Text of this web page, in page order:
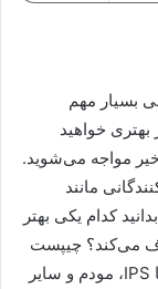
بسیار مهم
بهتری خواهید
مواجه می‌شوید.
مانند
کدام یکی بهتر
می‌کند؟ چیپست
فقط نگهدارنده پردازنده و گرافیک نیست، بلکه با IPS، مودم و سایر